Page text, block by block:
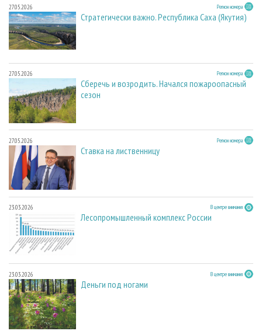
27.05.2026 Регион номера
Стратегически важно. Республика Саха (Якутия)
27.05.2026 Регион номера
Сберечь и возродить. Начался пожароопасный
сезон
27.05.2026 Регион номера
Ставка на лиственницу
23.03.2026 В центре внимания
Лесопромышленный комплекс России
23.03.2026 В центре внимания
Деньги под ногами